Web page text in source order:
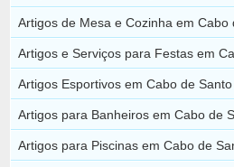
Artigos de Mesa e Cozinha em Cabo
Artigos e Serviços para Festas em
Artigos Esportivos em Cabo de
Artigos para Banheiros em Cabo de
Artigos para Piscinas em Cabo de